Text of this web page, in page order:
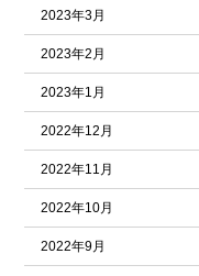
2023年3月
2023年2月
2023年1月
2022年12月
2022年11月
2022年10月
2022年9月